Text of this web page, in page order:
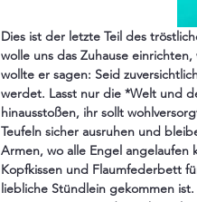
Dies ist der letzte Teil des
wolle uns das Zuhause
wollte er sagen: Seid
werdet. Lasst nur die *Welt und
hinausstoßen, ihr sollt
Teufeln sicher ausruhen und
Armen, wo alle Engel angelaufen
Kopfkissen und Flaumfederbett
liebliche Stündlein gekommen